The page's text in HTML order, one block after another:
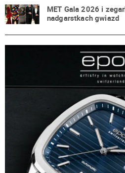
MET Gala 2026 i
nadgarstkach gwiazd